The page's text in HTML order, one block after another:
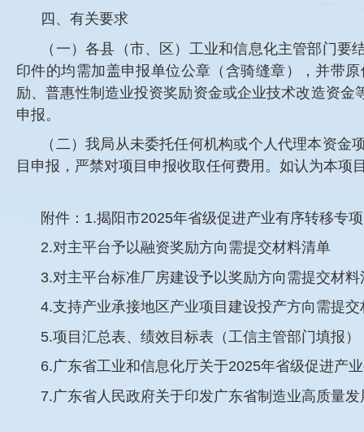
四、有关要求
（一）各县（市、区）工业和信息化主管部门
印件的均需加盖申报单位公章（含骑缝章），并带
励、普惠性制造业投资奖励资金或企业技术改造资
申报。
（二）我局从未委托任何机构或个人代理本资
目申报，严禁对项目申报收取任何费用。如认为本
附件：1.揭阳市2025年省级促进产业有序转移专
2.对主平台予以融资奖励方向需提交材料清单
3.对主平台标准厂房建设予以奖励方向需提交材料
4.支持产业承接地区产业项目建设投产方向需提交
5.项目汇总表、绩效目标表（工信主管部门填报）
6.广东省工业和信息化厅关于2025年省级促进产
7.广东省人民政府关于印发广东省制造业高质量发